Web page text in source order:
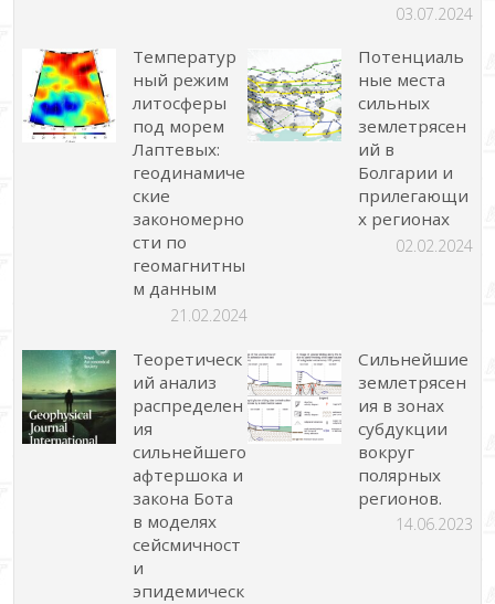
03.07.2024
Температур
ный режим
литосферы
под морем
Лаптевых:
геодинамиче
ские
закономерно
сти по
геомагнитны
м данным
21.02.2024
Потенциаль
ные места
сильных
землетрясен
ий в
Болгарии и
прилегающи
х регионах
02.02.2024
Теоретическ
ий анализ
распределен
ия
сильнейшего
афтершока и
закона Бота
в моделях
сейсмичност
и
эпидемическ
Сильнейшие
землетрясен
ия в зонах
субдукции
вокруг
полярных
регионов.
14.06.2023